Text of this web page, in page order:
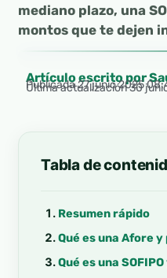
mediano plazo, una
montos que te dejen
Artículo escrito por
Publicada27 junio 2025
Última actualización 30
Tabla de
Resumen rápido
Qué es una Afore
Qué es una